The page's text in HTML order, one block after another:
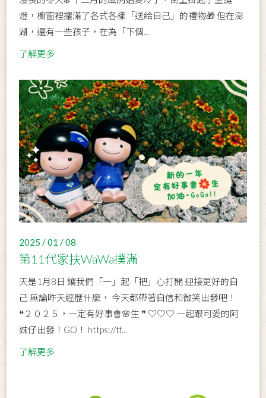
燈，櫥窗裡擺滿了各式各樣「送給自己」的禮物🎁 但在澎
湖，還有一些孩子，在為「下個...
了解更多
2025 / 01 / 08
第11代家扶WaWa撲滿
天是1月8日 讓我們「一」起「把」心打開 迎接更好的自
己 無論昨天經歷什麼， 今天都帶著自信和微笑出發吧！
❝２０２５，一定有好事會🌸生 ❞ ♡♡♡ 一起跟可愛的阿
妹仔出發！GO！ https://tf...
了解更多